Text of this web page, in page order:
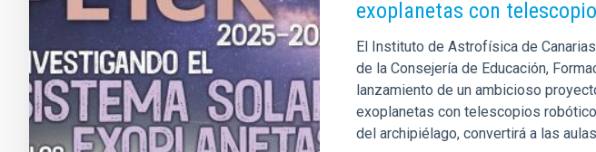
exoplanetas con
El Instituto de Astrofísica de
de la Consejería de Educación,
lanzamiento de un ambicioso
exoplanetas con telescopios
del archipiélago, convertirá a las